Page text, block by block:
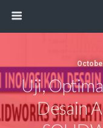
Uji,
Desain